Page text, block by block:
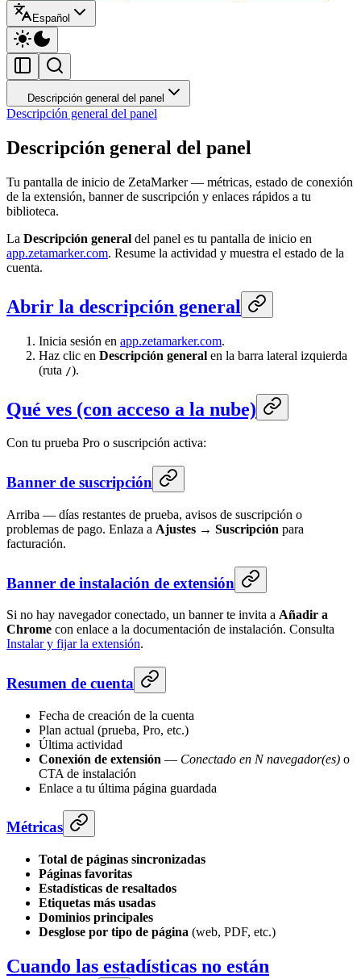
Español
Descripción general del panel
Descripción general del panel
Descripción general del panel
Tu pantalla de inicio de ZetaMarker — métricas, estado de conexión
de la extensión, banner de suscripción y enlaces rápidos a tu
biblioteca.
La Descripción general del panel es tu pantalla de inicio en
app.zetamarker.com. Resume la actividad y muestra el estado de la
cuenta.
Abrir la descripción general
Inicia sesión en app.zetamarker.com.
Haz clic en Descripción general en la barra lateral izquierda
(ruta /).
Qué ves (con acceso a la nube)
Con tu prueba Pro o suscripción activa:
Banner de suscripción
Arriba — días restantes de prueba, avisos de suscripción o
problemas de pago. Enlaza a Ajustes → Suscripción para
facturación.
Banner de instalación de extensión
Si no hay navegador conectado, un banner te invita a Añadir a
Chrome con enlace a la documentación de instalación. Consulta
Instalar y fijar la extensión.
Resumen de cuenta
Fecha de creación de la cuenta
Plan actual (prueba, Pro, etc.)
Última actividad
Conexión de extensión — Conectado en N navegador(es) o
CTA de instalación
Enlace a tu última página guardada
Métricas
Total de páginas sincronizadas
Páginas favoritas
Estadísticas de resaltados
Etiquetas más usadas
Dominios principales
Desglose por tipo de página (web, PDF, etc.)
Cuando las estadísticas no están